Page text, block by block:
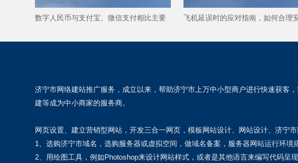
数字人民币与支付宝、微信支付相比主要
飞机延误时的应对指南，如何合理
济宁市网络建站推广服务，成立以来，帮助济宁市上万中小型商户进行快速获客
建等成为中小商家的服务商。
网页设置、建立营销型网站，开发三合一网页，模板网站设计、网站设计、济宁
1、选购济宁市域名，选购服务器或虚拟空间，做域名备案，服务器网站运行环境
2、用绘图工具，例如Photoshop来设计网站样式，或者是其他语言来编写代码呈现